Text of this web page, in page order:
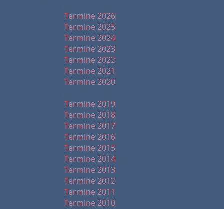
Termine 2026
Termine 2025
Termine 2024
Termine 2023
Termine 2022
Termine 2021
Termine 2020
Termine 2019
Termine 2018
Termine 2017
Termine 2016
Termine 2015
Termine 2014
Termine 2013
Termine 2012
Termine 2011
Termine 2010